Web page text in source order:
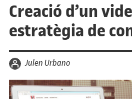
Creació d’un
estratègia de
per Julen Urbano